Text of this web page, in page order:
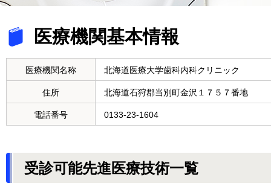
医療機関基本情報
医療機関名称 北海道医療大学歯科内科クリニック
住所 北海道石狩郡当別町金沢１７５７番地
電話番号 0133-23-1604
受診可能先進医療技術一覧